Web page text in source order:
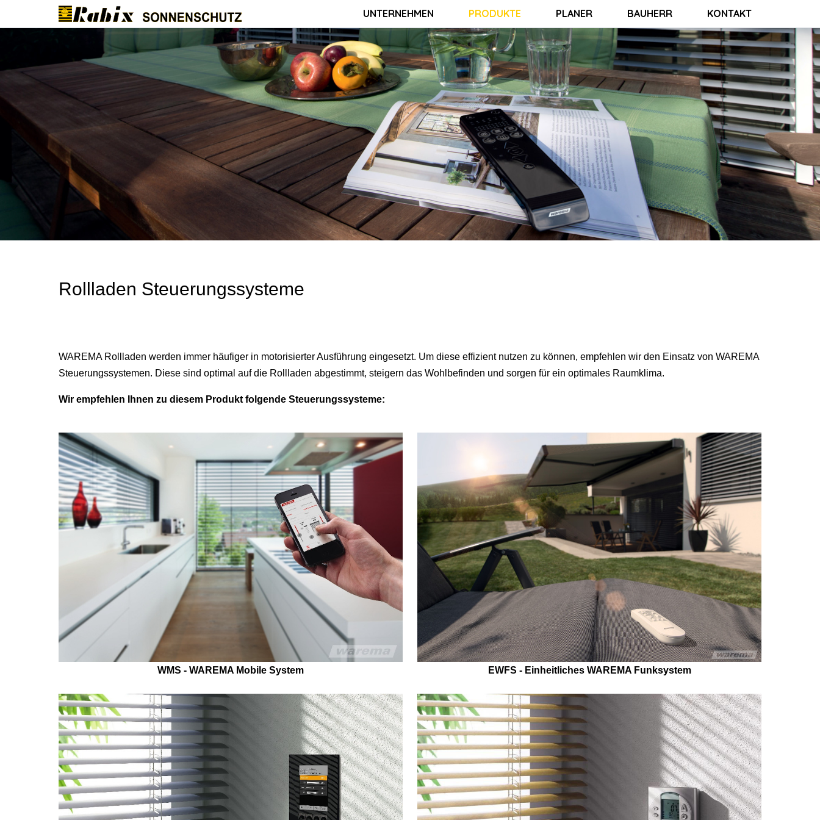
UNTERNEHMEN PRODUKTE PLANER BAUHERR KONTAKT
Rollladen Steuerungssysteme
WAREMA Rollladen werden immer häufiger in motorisierter Ausführung eingesetzt. Um diese effizient nutzen zu können, empfehlen wir den Einsatz von WAREMA
Steuerungssystemen. Diese sind optimal auf die Rollladen abgestimmt, steigern das Wohlbefinden und sorgen für ein optimales Raumklima.
Wir empfehlen Ihnen zu diesem Produkt folgende Steuerungssysteme:
WMS - WAREMA Mobile System EWFS - Einheitliches WAREMA Funksystem